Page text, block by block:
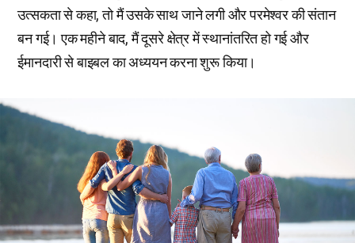
उत्सकता से कहा, तो मैं उसके साथ जाने लगी और परमेश्वर की संतान
बन गई। एक महीने बाद, मैं दूसरे क्षेत्र में स्थानांतरित हो गई और
ईमानदारी से बाइबल का अध्ययन करना शुरू किया।